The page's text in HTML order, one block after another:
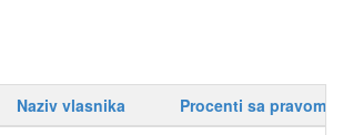
Naziv vlasnika
Procenti sa pravom